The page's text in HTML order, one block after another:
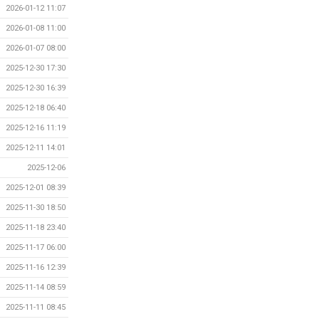
2026-01-12 11:07
2026-01-08 11:00
2026-01-07 08:00
2025-12-30 17:30
2025-12-30 16:39
2025-12-18 06:40
2025-12-16 11:19
2025-12-11 14:01
2025-12-06
2025-12-01 08:39
2025-11-30 18:50
2025-11-18 23:40
2025-11-17 06:00
2025-11-16 12:39
2025-11-14 08:59
2025-11-11 08:45